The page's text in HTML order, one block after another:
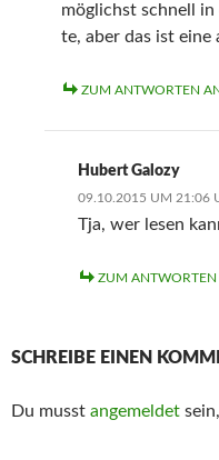
mög­lichst schnell
te, aber das ist
ZUM ANTWORTEN
Hubert Galozy
09.10.2015 UM 21:06
Tja, wer lesen
ZUM ANTWORTEN
SCHREIBE EINEN
Du musst angemeldet